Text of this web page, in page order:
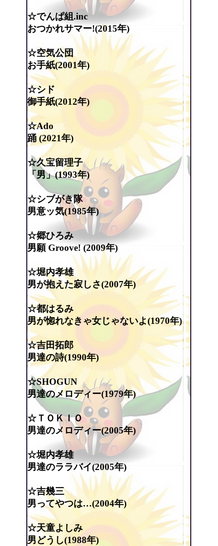
☆でんぱ組.inc
おつかれサマー!(2015年)
☆空気公団
お手紙(2001年)
☆シド
御手紙(2012年)
☆Ado
踊 (2021年)
☆久宝留理子
「男」(1993年)
☆シブがき隊
男意ッ気(1985年)
☆郷ひろみ
男願 Groove! (2009年)
☆堀内孝雄
男が抱えた寂しさ(2007年)
☆都はるみ
男が惚れなきゃ女じゃないよ(1970年)
☆吉田拓郎
男達の詩(1990年)
☆SHOGUN
男達のメロディー(1979年)
☆ＴＯＫＩＯ
男達のメロディー(2005年)
☆堀内孝雄
男達のララバイ(2005年)
☆吉幾三
男ってやつは…(2004年)
☆天童よしみ
男どうし(1988年)